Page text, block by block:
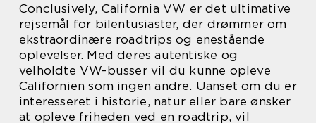
Conclusively, California VW er det ultimative
rejsemål for bilentusiaster, der drømmer om
ekstraordinære roadtrips og enestående
oplevelser. Med deres autentiske og
velholdte VW-busser vil du kunne opleve
Californien som ingen andre. Uanset om du er
interesseret i historie, natur eller bare ønsker
at opleve friheden ved en roadtrip, vil